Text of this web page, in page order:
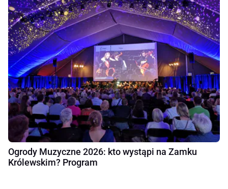
Ogrody Muzyczne 2026: kto wystąpi na Zamku
Królewskim? Program